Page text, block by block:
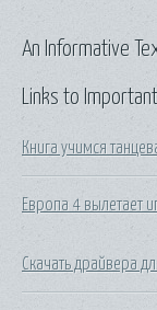
Links to
Книга учимся
Европа 4 вылетает
Скачать драйвера
An Informative